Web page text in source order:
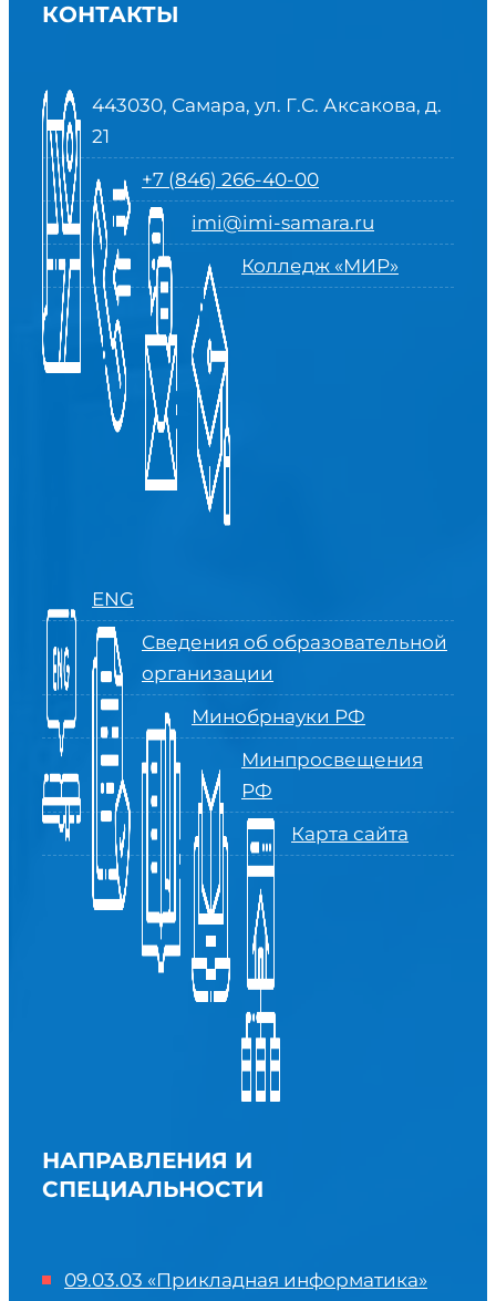
КОНТАКТЫ
443030, Самара, ул. Г.С. Аксакова, д.
21
+7 (846) 266-40-00
imi@imi-samara.ru
Колледж «МИР»
ENG
Сведения об образовательной
организации
Минобрнауки РФ
Минпросвещения
РФ
Карта сайта
НАПРАВЛЕНИЯ И
СПЕЦИАЛЬНОСТИ
09.03.03 «Прикладная информатика»